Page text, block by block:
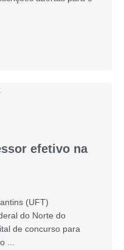
efetivo na
(UFT)
do Norte do
de concurso para
...